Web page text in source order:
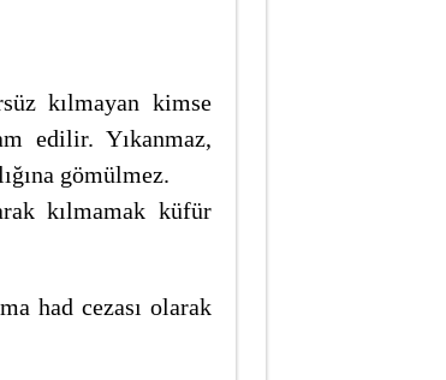
kılmayan kimse
edilir. Yıkanmaz,
gömülmez.
kılmamak küfür
had cezası olarak